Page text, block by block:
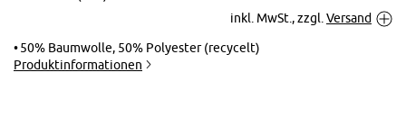
Vergrößern
inkl. MwSt., zzgl. Versand
50% Baumwolle, 50% Polyester (recycelt)
Produktinformationen